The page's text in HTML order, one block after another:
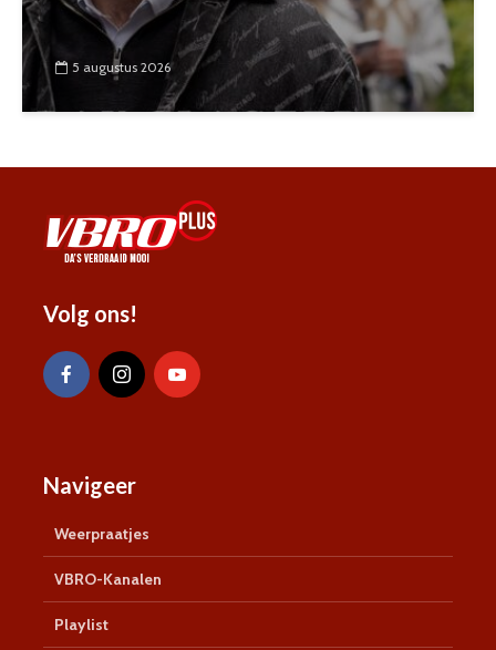
5 augustus 2026
Volg ons!
Navigeer
Weerpraatjes
VBRO-Kanalen
Playlist